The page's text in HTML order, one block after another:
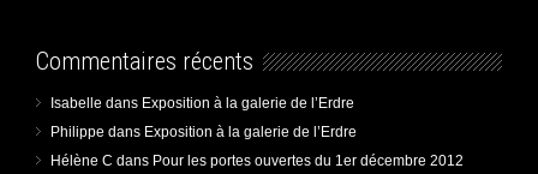
Commentaires récents
Isabelle dans Exposition à la galerie de l’Erdre
Philippe dans Exposition à la galerie de l’Erdre
Hélène C dans Pour les portes ouvertes du 1er décembre 2012